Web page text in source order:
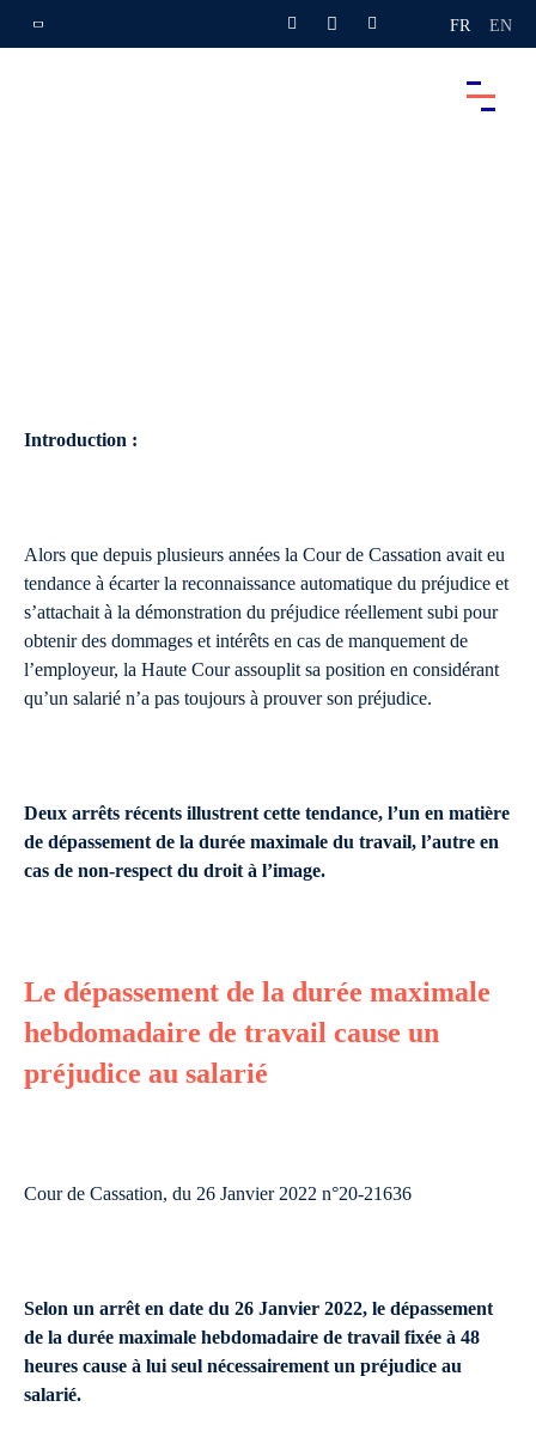
FR EN
Introduction :
Alors que depuis plusieurs années la Cour de Cassation avait eu
tendance à écarter la reconnaissance automatique du préjudice et
s’attachait à la démonstration du préjudice réellement subi pour
obtenir des dommages et intérêts en cas de manquement de
l’employeur, la Haute Cour assouplit sa position en considérant
qu’un salarié n’a pas toujours à prouver son préjudice.
Deux arrêts récents illustrent cette tendance, l’un en matière
de dépassement de la durée maximale du travail, l’autre en
cas de non-respect du droit à l’image.
Le dépassement de la durée maximale
hebdomadaire de travail cause un
préjudice au salarié
Cour de Cassation, du 26 Janvier 2022 n°20-21636
Selon un arrêt en date du 26 Janvier 2022, le dépassement
de la durée maximale hebdomadaire de travail fixée à 48
heures cause à lui seul nécessairement un préjudice au
salarié.